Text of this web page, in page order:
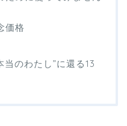
価格
のわたし”に還る13